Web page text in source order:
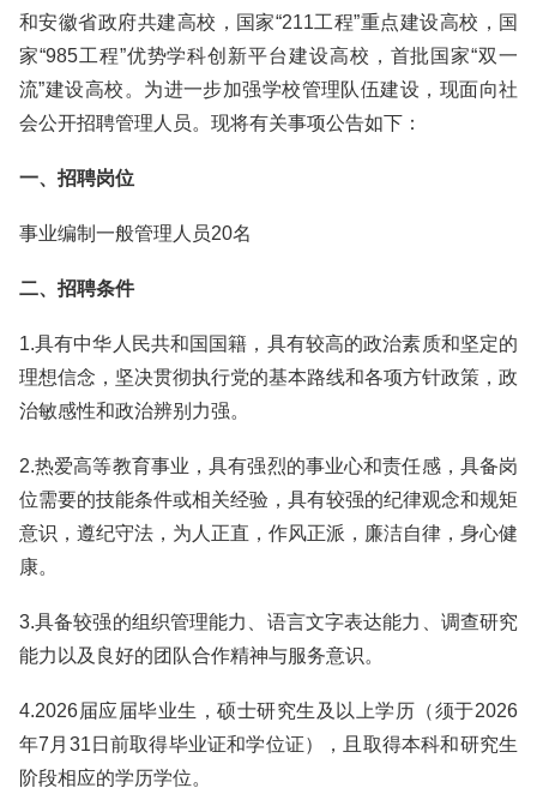
和安徽省政府共建高校，国家“211工程”重点建设高校，国
家“985工程”优势学科创新平台建设高校，首批国家“双一
流”建设高校。为进一步加强学校管理队伍建设，现面向社
会公开招聘管理人员。现将有关事项公告如下：
一、招聘岗位
事业编制一般管理人员20名
二、招聘条件
1.具有中华人民共和国国籍，具有较高的政治素质和坚定的
理想信念，坚决贯彻执行党的基本路线和各项方针政策，政
治敏感性和政治辨别力强。
2.热爱高等教育事业，具有强烈的事业心和责任感，具备岗
位需要的技能条件或相关经验，具有较强的纪律观念和规矩
意识，遵纪守法，为人正直，作风正派，廉洁自律，身心健
康。
3.具备较强的组织管理能力、语言文字表达能力、调查研究
能力以及良好的团队合作精神与服务意识。
4.2026届应届毕业生，硕士研究生及以上学历（须于2026
年7月31日前取得毕业证和学位证），且取得本科和研究生
阶段相应的学历学位。